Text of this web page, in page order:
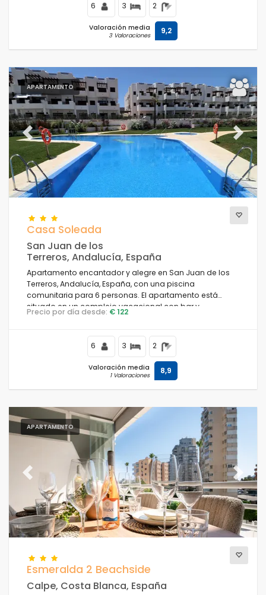
6 3 2
Valoración media
3 Valoraciones 9,2
APARTAMENTO
Previous Next
Casa Soleada
San Juan de los
Terreros, Andalucía, España
Apartamento encantador y alegre en San Juan de los
Terreros, Andalucía, España, con una piscina
comunitaria para 6 personas. El apartamento está
situado en un complejo vacacional con bar y
restaurante, en una zona costera y montañosa, cercana
Precio por día desde: € 122
6 3 2
Valoración media
1 Valoraciones 8,9
APARTAMENTO
Previous Next
Esmeralda 2 Beachside
Calpe, Costa Blanca, España